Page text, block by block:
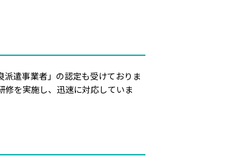
遣事業者」の認定も受けておりま
を実施し、迅速に対応していま